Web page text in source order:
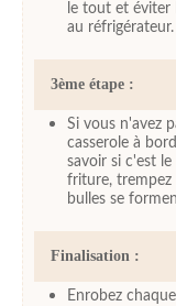
le tout et éviter
au réfrigérateur.
3ème étape :
Si vous n'avez
casserole à
savoir si c'est
friture, trempez
bulles se
Finalisation :
Enrobez